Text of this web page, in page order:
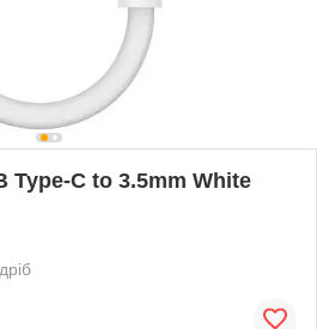
Type-C to 3.5mm White